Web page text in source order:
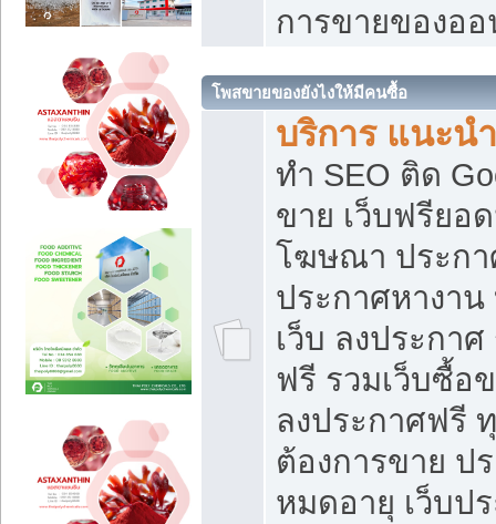
การขายของอ
โพสขายของยังไงให้มีคนซื้อ
บริการ แนะน
ทำ SEO ติด
ขาย เว็บฟรียอ
โฆษณา ประกา
ประกาศหางา
เว็บ ลงประกา
ฟรี รวมเว็บซื้อ
ลงประกาศฟรี
ต้องการขาย ป
หมดอายุ เว็บป